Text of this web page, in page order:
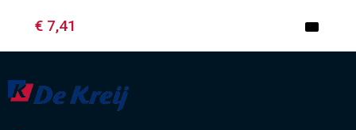
€ 7,41
Minimale afname: 1